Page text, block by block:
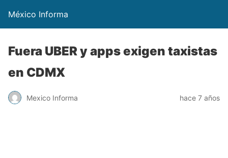
México Informa
Fuera UBER y apps exigen taxistas
en CDMX
Mexico Informa hace 7 años